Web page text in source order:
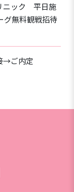
ニック 平日施
無料観戦招待
→ご内定